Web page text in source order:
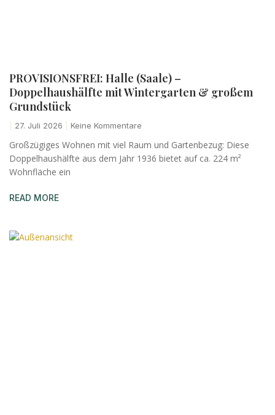
PROVISIONSFREI: Halle (Saale) –
Doppelhaushälfte mit Wintergarten & großem
Grundstück
27. Juli 2026 Keine Kommentare
Großzügiges Wohnen mit viel Raum und Gartenbezug: Diese
Doppelhaushälfte aus dem Jahr 1936 bietet auf ca. 224 m²
Wohnfläche ein
READ MORE